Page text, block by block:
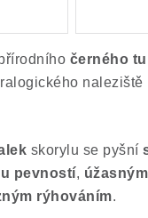
černého
naleziště
skorylu se pyšní
pevností,
rýhováním.